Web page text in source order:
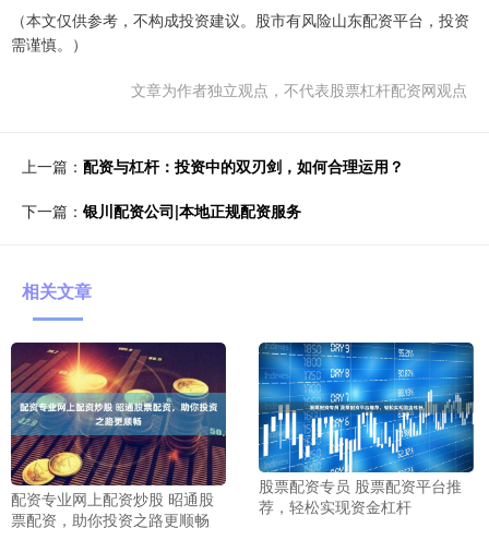
（本文仅供参考，不构成投资建议。股市有风险山东配资平台，投资
需谨慎。）
文章为作者独立观点，不代表股票杠杆配资网观点
上一篇： 配资与杠杆：投资中的双刃剑，如何合理运用？
下一篇： 银川配资公司|本地正规配资服务
相关文章
配资专业网上配资炒股 昭通股
票配资，助你投资之路更顺畅
股票配资专员 股票配资平台推
荐，轻松实现资金杠杆